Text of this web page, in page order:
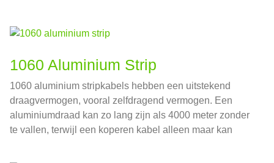
geaccumuleerd 20 Jarenlange rijke ervaring in de
verwerkingstechnologie.
1060 Aluminium Strip
1060 aluminium stripkabels hebben een uitstekend
draagvermogen, vooral zelfdragend vermogen. Een
aluminiumdraad kan zo lang zijn als 4000 meter zonder
te vallen, terwijl een koperen kabel alleen maar kan